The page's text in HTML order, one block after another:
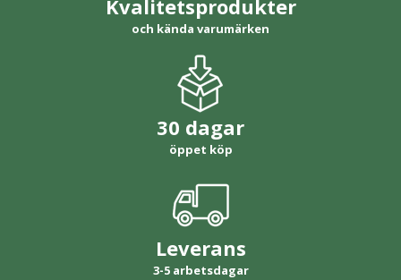
Kvalitetsprodukter
och kända varumärken
30 dagar
öppet köp
Leverans
3-5 arbetsdagar